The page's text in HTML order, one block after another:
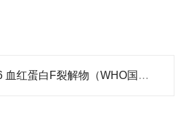
白F裂解物（WHO国际标准品）简介